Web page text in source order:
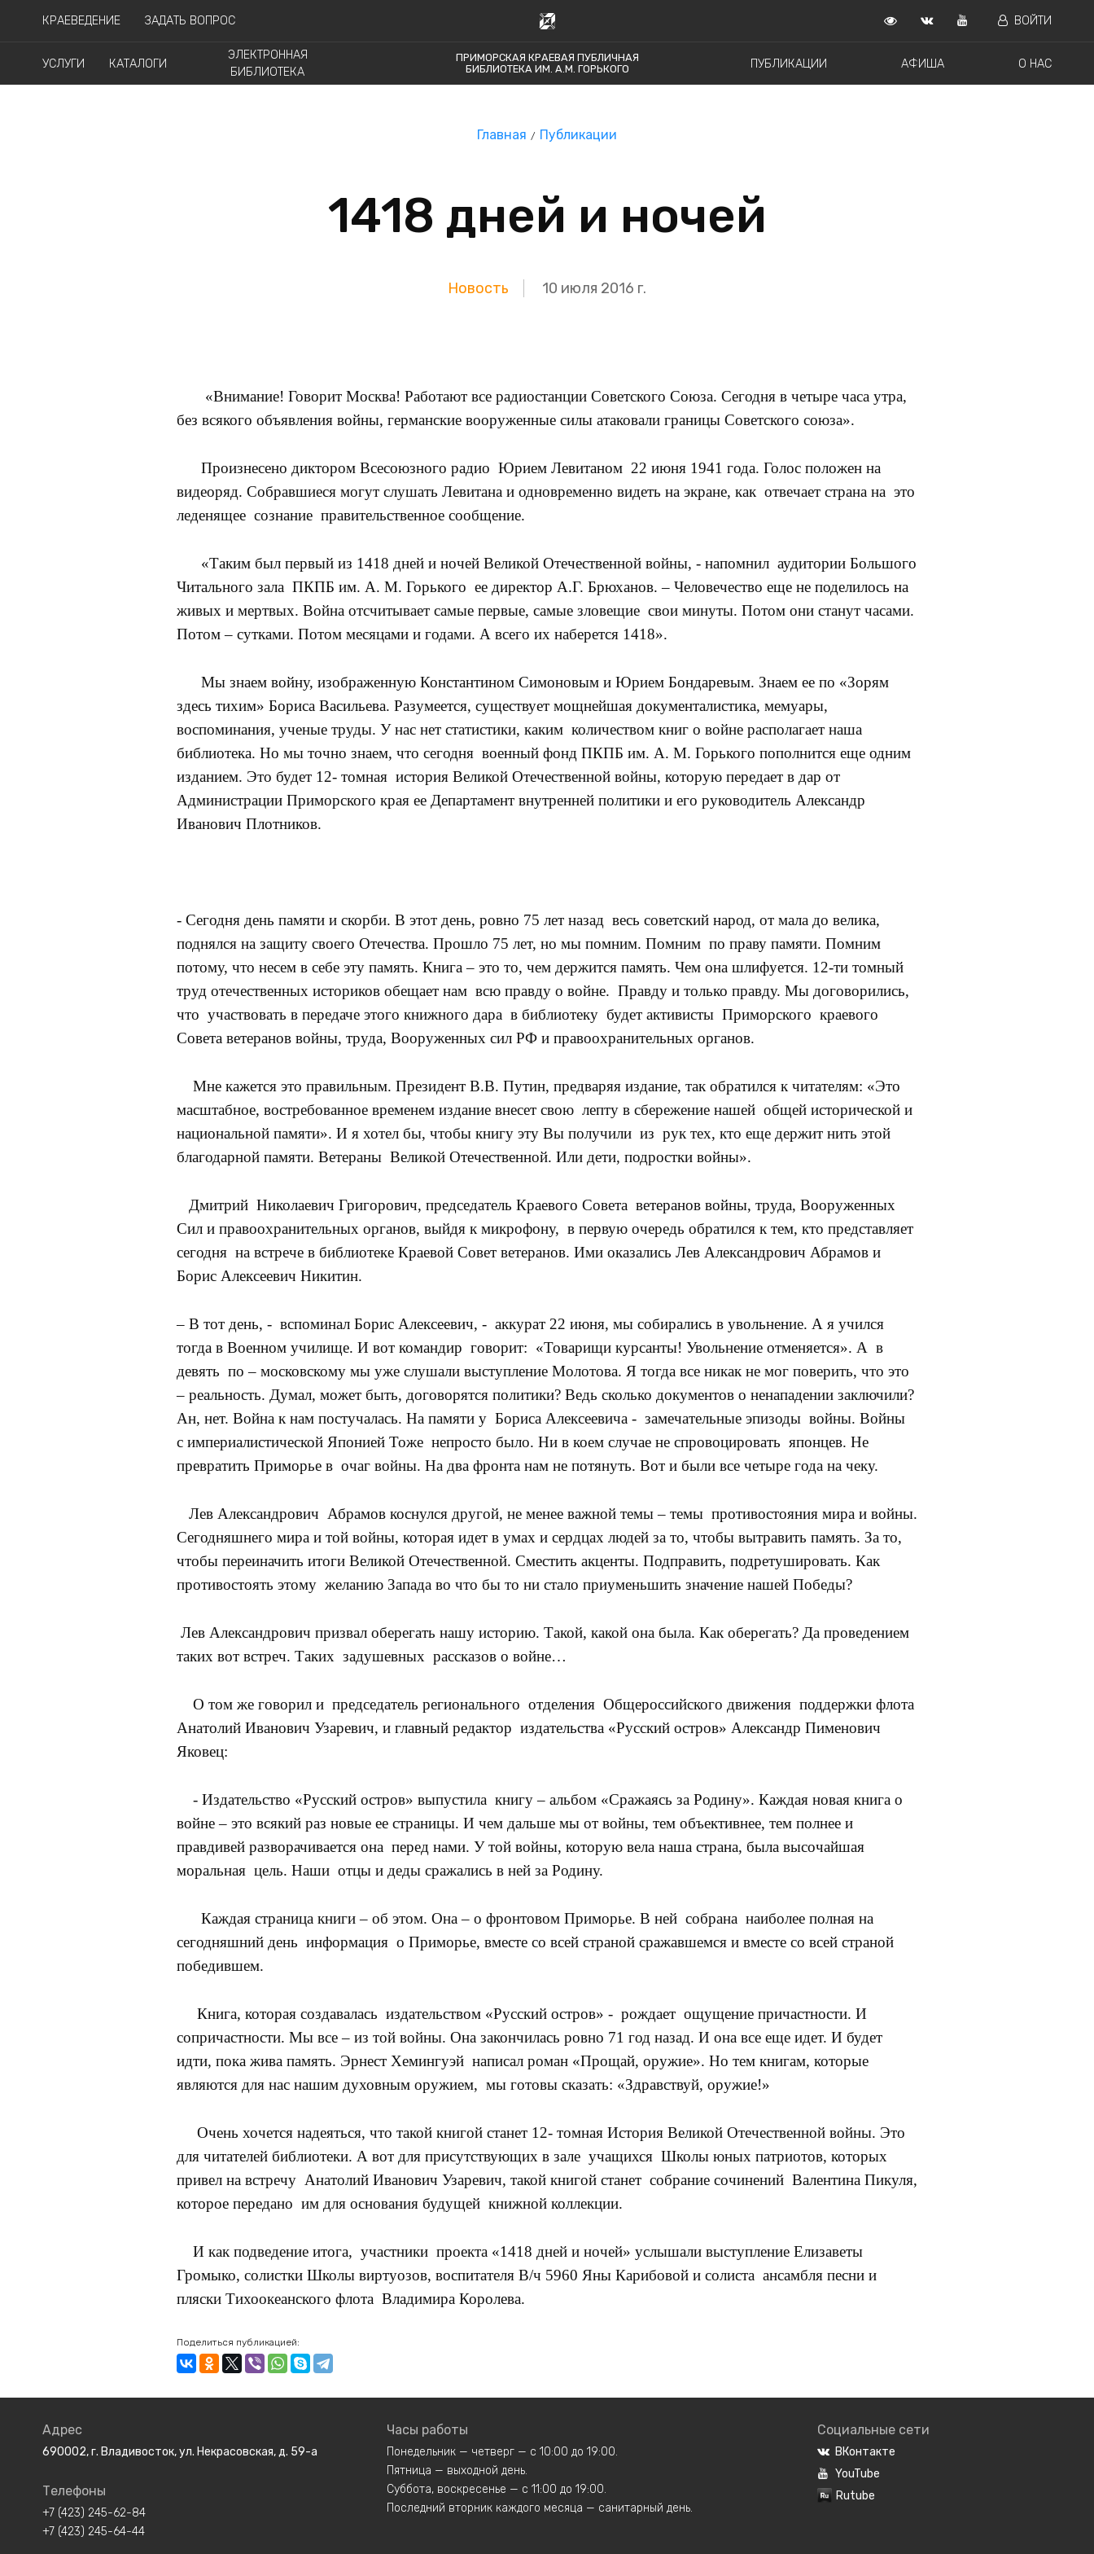
КРАЕВЕДЕНИЕ ЗАДАТЬ ВОПРОС ВОЙТИ
УСЛУГИ КАТАЛОГИ
ЭЛЕКТРОННАЯ
БИБЛИОТЕКА
ПРИМОРСКАЯ КРАЕВАЯ ПУБЛИЧНАЯ
БИБЛИОТЕКА ИМ. А.М. ГОРЬКОГО
ПУБЛИКАЦИИ АФИША О НАС
Главная Публикации
1418 дней и ночей
Новость 10 июля 2016 г.
«Внимание! Говорит Москва! Работают все радиостанции Советского Союза. Сегодня в четыре часа утра,
без всякого объявления войны, германские вооруженные силы атаковали границы Советского союза».
Произнесено диктором Всесоюзного радио Юрием Левитаном 22 июня 1941 года. Голос положен на
видеоряд. Собравшиеся могут слушать Левитана и одновременно видеть на экране, как отвечает страна на это
леденящее сознание правительственное сообщение.
«Таким был первый из 1418 дней и ночей Великой Отечественной войны, - напомнил аудитории Большого
Читального зала ПКПБ им. А. М. Горького ее директор А.Г. Брюханов. – Человечество еще не поделилось на
живых и мертвых. Война отсчитывает самые первые, самые зловещие свои минуты. Потом они станут часами.
Потом – сутками. Потом месяцами и годами. А всего их наберется 1418».
Мы знаем войну, изображенную Константином Симоновым и Юрием Бондаревым. Знаем ее по «Зорям
здесь тихим» Бориса Васильева. Разумеется, существует мощнейшая документалистика, мемуары,
воспоминания, ученые труды. У нас нет статистики, каким количеством книг о войне располагает наша
библиотека. Но мы точно знаем, что сегодня военный фонд ПКПБ им. А. М. Горького пополнится еще одним
изданием. Это будет 12- томная история Великой Отечественной войны, которую передает в дар от
Администрации Приморского края ее Департамент внутренней политики и его руководитель Александр
Иванович Плотников.
- Сегодня день памяти и скорби. В этот день, ровно 75 лет назад весь советский народ, от мала до велика,
поднялся на защиту своего Отечества. Прошло 75 лет, но мы помним. Помним по праву памяти. Помним
потому, что несем в себе эту память. Книга – это то, чем держится память. Чем она шлифуется. 12-ти томный
труд отечественных историков обещает нам всю правду о войне. Правду и только правду. Мы договорились,
что участвовать в передаче этого книжного дара в библиотеку будет активисты Приморского краевого
Совета ветеранов войны, труда, Вооруженных сил РФ и правоохранительных органов.
Мне кажется это правильным. Президент В.В. Путин, предваряя издание, так обратился к читателям: «Это
масштабное, востребованное временем издание внесет свою лепту в сбережение нашей общей исторической и
национальной памяти». И я хотел бы, чтобы книгу эту Вы получили из рук тех, кто еще держит нить этой
благодарной памяти. Ветераны Великой Отечественной. Или дети, подростки войны».
Дмитрий Николаевич Григорович, председатель Краевого Совета ветеранов войны, труда, Вооруженных
Сил и правоохранительных органов, выйдя к микрофону, в первую очередь обратился к тем, кто представляет
сегодня на встрече в библиотеке Краевой Совет ветеранов. Ими оказались Лев Александрович Абрамов и
Борис Алексеевич Никитин.
– В тот день, - вспоминал Борис Алексеевич, - аккурат 22 июня, мы собирались в увольнение. А я учился
тогда в Военном училище. И вот командир говорит: «Товарищи курсанты! Увольнение отменяется». А в
девять по – московскому мы уже слушали выступление Молотова. Я тогда все никак не мог поверить, что это
– реальность. Думал, может быть, договорятся политики? Ведь сколько документов о ненападении заключили?
Ан, нет. Война к нам постучалась. На памяти у Бориса Алексеевича - замечательные эпизоды войны. Войны
с империалистической Японией Тоже непросто было. Ни в коем случае не спровоцировать японцев. Не
превратить Приморье в очаг войны. На два фронта нам не потянуть. Вот и были все четыре года на чеку.
Лев Александрович Абрамов коснулся другой, не менее важной темы – темы противостояния мира и войны.
Сегодняшнего мира и той войны, которая идет в умах и сердцах людей за то, чтобы вытравить память. За то,
чтобы переиначить итоги Великой Отечественной. Сместить акценты. Подправить, подретушировать. Как
противостоять этому желанию Запада во что бы то ни стало приуменьшить значение нашей Победы?
Лев Александрович призвал оберегать нашу историю. Такой, какой она была. Как оберегать? Да проведением
таких вот встреч. Таких задушевных рассказов о войне…
О том же говорил и председатель регионального отделения Общероссийского движения поддержки флота
Анатолий Иванович Узаревич, и главный редактор издательства «Русский остров» Александр Пименович
Яковец:
- Издательство «Русский остров» выпустила книгу – альбом «Сражаясь за Родину». Каждая новая книга о
войне – это всякий раз новые ее страницы. И чем дальше мы от войны, тем объективнее, тем полнее и
правдивей разворачивается она перед нами. У той войны, которую вела наша страна, была высочайшая
моральная цель. Наши отцы и деды сражались в ней за Родину.
Каждая страница книги – об этом. Она – о фронтовом Приморье. В ней собрана наиболее полная на
сегодняшний день информация о Приморье, вместе со всей страной сражавшемся и вместе со всей страной
победившем.
Книга, которая создавалась издательством «Русский остров» - рождает ощущение причастности. И
сопричастности. Мы все – из той войны. Она закончилась ровно 71 год назад. И она все еще идет. И будет
идти, пока жива память. Эрнест Хемингуэй написал роман «Прощай, оружие». Но тем книгам, которые
являются для нас нашим духовным оружием, мы готовы сказать: «Здравствуй, оружие!»
Очень хочется надеяться, что такой книгой станет 12- томная История Великой Отечественной войны. Это
для читателей библиотеки. А вот для присутствующих в зале учащихся Школы юных патриотов, которых
привел на встречу Анатолий Иванович Узаревич, такой книгой станет собрание сочинений Валентина Пикуля,
которое передано им для основания будущей книжной коллекции.
И как подведение итога, участники проекта «1418 дней и ночей» услышали выступление Елизаветы
Громыко, солистки Школы виртуозов, воспитателя В/ч 5960 Яны Карибовой и солиста ансамбля песни и
пляски Тихоокеанского флота Владимира Королева.
Поделиться публикацией:
Адрес
690002, г. Владивосток, ул. Некрасовская, д. 59-а
Телефоны
+7 (423) 245-62-84
+7 (423) 245-64-44
Часы работы
Понедельник — четверг — с 10:00 до 19:00.
Пятница — выходной день.
Суббота, воскресенье — с 11:00 до 19:00.
Последний вторник каждого месяца — санитарный день.
Социальные сети
ВКонтакте
YouTube
Rutube